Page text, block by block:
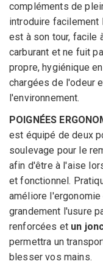
compléments de
introduire facilement
est à son tour, facile
carburant et ne fuit
propre, hygiénique
chargées de l'odeur
l'environnement.
POIGNÉES
est équipé de deux
soulevage pour le
afin d'être à l'aise
et fonctionnel.
améliore
grandement l'usure
renforcées et un
permettra un
blesser vos mains.